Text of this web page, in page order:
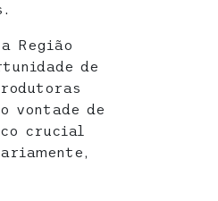
Região
de
vontade de
crucial